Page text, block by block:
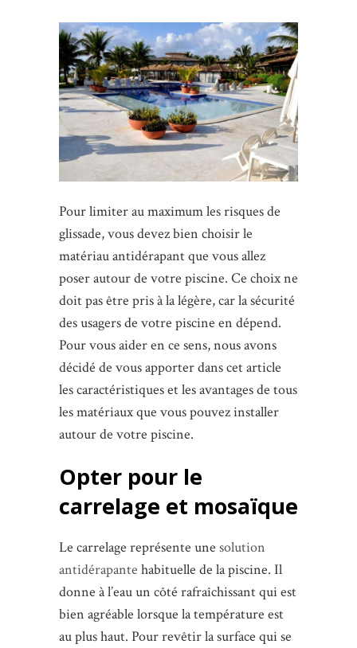
Pour limiter au maximum les risques de
glissade, vous devez bien choisir le
matériau antidérapant que vous allez
poser autour de votre piscine. Ce choix ne
doit pas être pris à la légère, car la sécurité
des usagers de votre piscine en dépend.
Pour vous aider en ce sens, nous avons
décidé de vous apporter dans cet article
les caractéristiques et les avantages de tous
les matériaux que vous pouvez installer
autour de votre piscine.
Opter pour le
carrelage et mosaïque
Le carrelage représente une solution
antidérapante habituelle de la piscine. Il
donne à l’eau un côté rafraîchissant qui est
bien agréable lorsque la température est
au plus haut. Pour revêtir la surface qui se